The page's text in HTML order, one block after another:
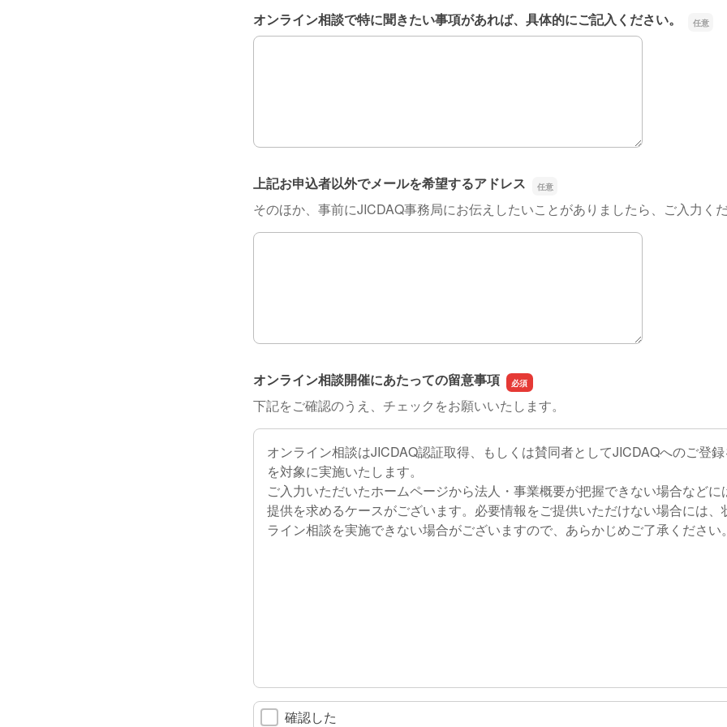
オンライン相談で特に聞きたい事項があれば、具体的にご記入ください。
オンライン相談で特に聞きたい事項があれば、具体的にご記入ください。
上記お申込者以外でメールを希望するアドレス
そのほか、事前にJICDAQ事務局にお伝えしたいことがありましたら、ご入力く
上記お申込者以外でメールを希望するアドレス
オンライン相談開催にあたっての留意事項
下記をご確認のうえ、チェックをお願いいたします。
オンライン相談はJICDAQ認証取得、もしくは賛同者としてJICDAQへのご登
を対象に実施いたします。
ご入力いただいたホームページから法人・事業概要が把握できない場合などに
提供を求めるケースがございます。必要情報をご提供いただけない場合には、
ライン相談を実施できない場合がございますので、あらかじめご了承ください
確認した